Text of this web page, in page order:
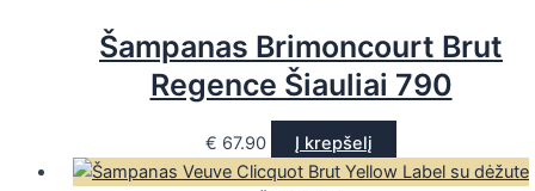
Šampanas Brimoncourt Brut
Regence Šiauliai 790
€ 67.90 Į krepšelį